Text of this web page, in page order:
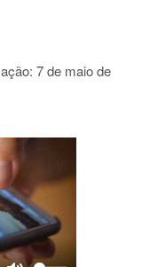
7 de maio de